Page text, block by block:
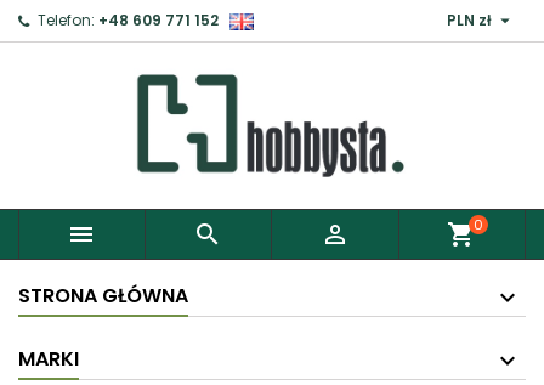
Telefon: +48 609 771 152 PLN zł 
   shopping_cart0
STRONA GŁÓWNA
MARKI